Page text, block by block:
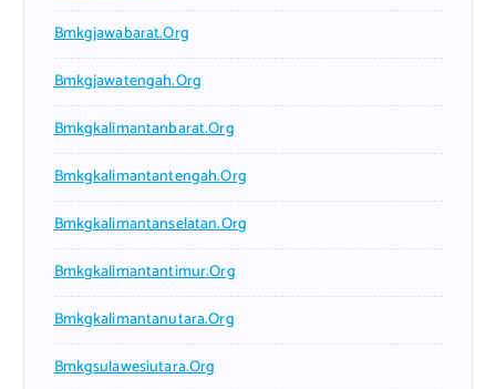
Bmkgjawabarat.org
Bmkgjawatengah.org
Bmkgkalimantanbarat.org
Bmkgkalimantantengah.org
Bmkgkalimantanselatan.org
Bmkgkalimantantimur.org
Bmkgkalimantanutara.org
Bmkgsulawesiutara.org